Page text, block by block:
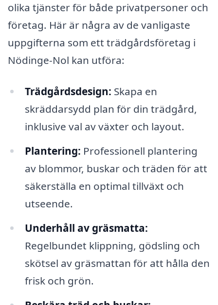
olika tjänster för både privatpersoner och
företag. Här är några av de vanligaste
uppgifterna som ett trädgårdsföretag i
Nödinge-Nol kan utföra:
Trädgårdsdesign: Skapa en
skräddarsydd plan för din trädgård,
inklusive val av växter och layout.
Plantering: Professionell plantering
av blommor, buskar och träden för att
säkerställa en optimal tillväxt och
utseende.
Underhåll av gräsmatta:
Regelbundet klippning, gödsling och
skötsel av gräsmattan för att hålla den
frisk och grön.